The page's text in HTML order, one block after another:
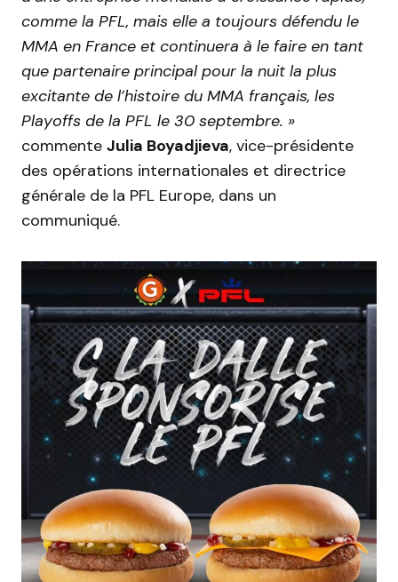
comme la PFL, mais elle a toujours défendu le
MMA en France et continuera à le faire en tant
que partenaire principal pour la nuit la plus
excitante de l’histoire du MMA français, les
Playoffs de la PFL le 30 septembre. »
commente Julia Boyadjieva, vice-présidente
des opérations internationales et directrice
générale de la PFL Europe, dans un
communiqué.